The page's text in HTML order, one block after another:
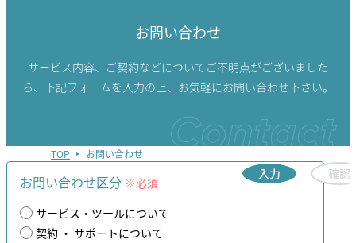
お問い合わせ
サービス内容、ご契約などについてご不明点がございました
ら、 下記フォームを入力の上、お気軽にお問い合わせ下さい。
TOP お問い合わせ
入力 確認
お問い合わせ区分 ※必須
サービス・ツールについて
契約 ・ サポートについて